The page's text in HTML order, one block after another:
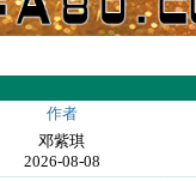
作者
邓紫琪
2026-08-08